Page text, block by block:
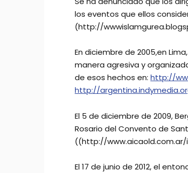
los eventos que ellos
(http://
En diciembre de 2005,en
manera agresiva y
de esos hechos en: http://
http://
El 5 de diciembre de 2009,
Rosario del Convento de
((http://www.aicaold.com.ar/
El 17 de junio de 2012, el